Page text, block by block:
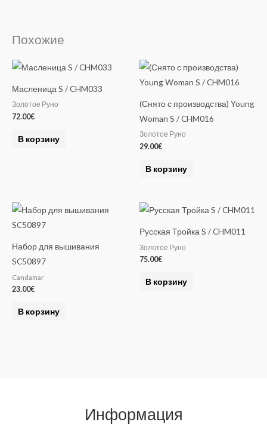
Похожие
Масленица S / CHM033
Золотое Руно
72.00€
В корзину
(Снято с производства) Young
Woman S / CHM016
Золотое Руно
29.00€
В корзину
Набор для вышивания
SC50897
Candamar
23.00€
В корзину
Русская Тройка S / CHM011
Золотое Руно
75.00€
В корзину
Информация